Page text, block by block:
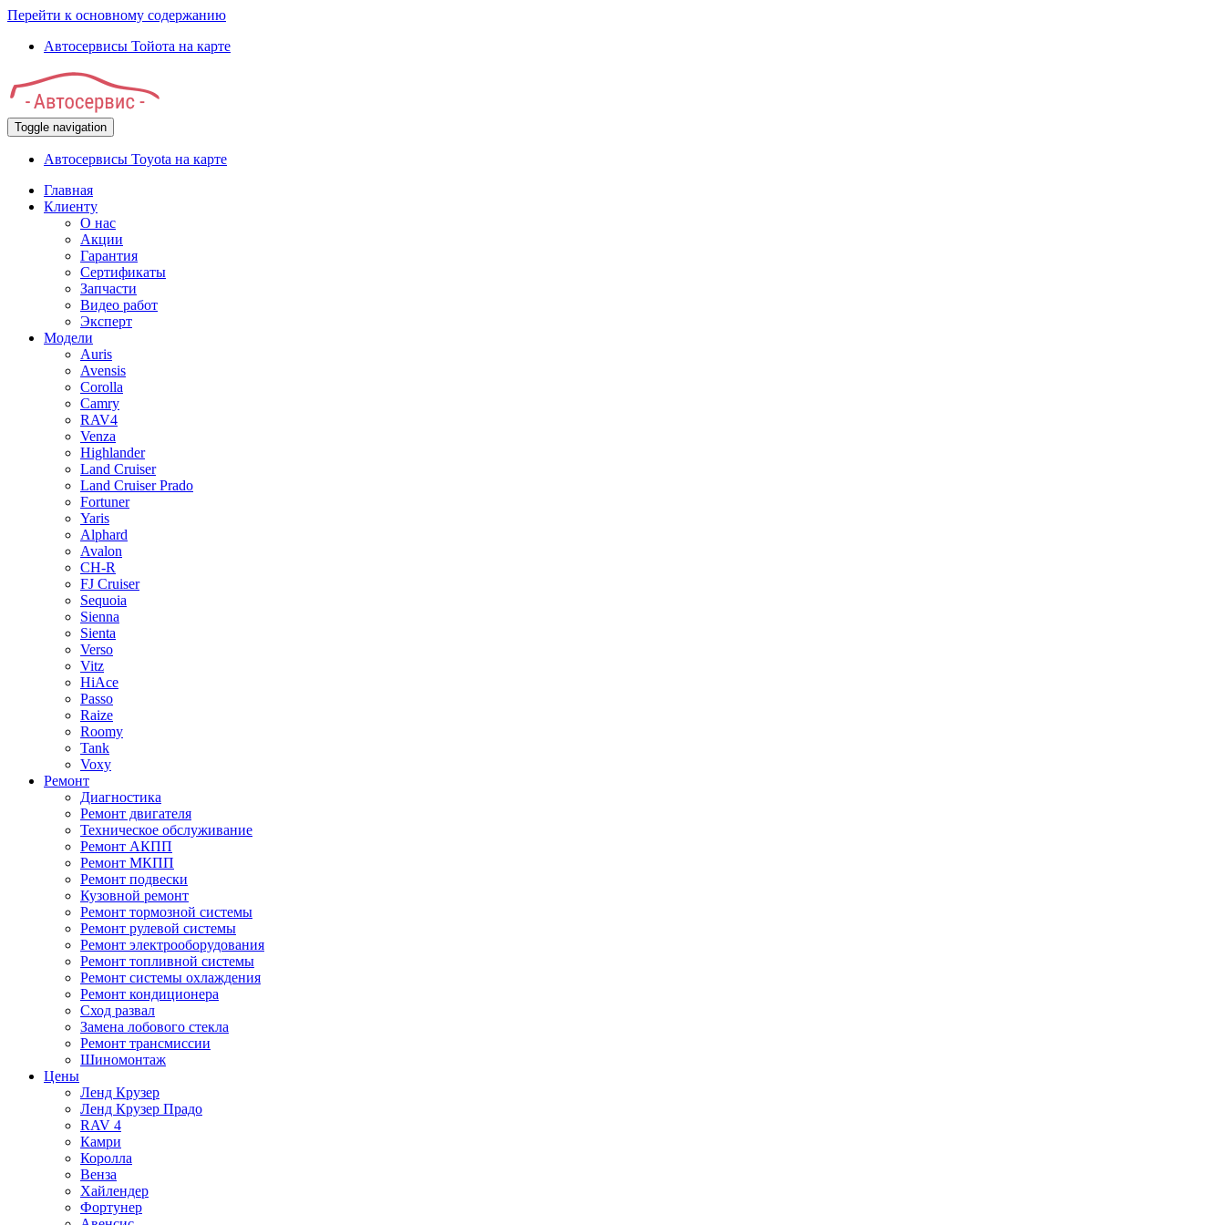
Перейти к основному содержанию
Автосервисы Тойота на карте
Toggle navigation
Автосервисы Toyota на карте
Главная
Клиенту
О нас
Акции
Гарантия
Сертификаты
Запчасти
Видео работ
Эксперт
Модели
Auris
Avensis
Corolla
Camry
RAV4
Venza
Highlander
Land Cruiser
Land Cruiser Prado
Fortuner
Yaris
Alphard
Avalon
CH-R
FJ Cruiser
Sequoia
Sienna
Sienta
Verso
Vitz
HiAce
Passo
Raize
Roomy
Tank
Voxy
Ремонт
Диагностика
Ремонт двигателя
Техническое обслуживание
Ремонт АКПП
Ремонт МКПП
Ремонт подвески
Кузовной ремонт
Ремонт тормозной системы
Ремонт рулевой системы
Ремонт электрооборудования
Ремонт топливной системы
Ремонт системы охлаждения
Ремонт кондиционера
Сход развал
Замена лобового стекла
Ремонт трансмиссии
Шиномонтаж
Цены
Ленд Крузер
Ленд Крузер Прадо
RAV 4
Камри
Королла
Венза
Хайлендер
Фортунер